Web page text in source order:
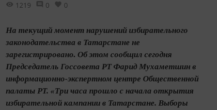
1219 0 0
На текущий момент нарушений избирательного
законодательства в Татарстане не
зарегистрировано. Об этом сообщил сегодня
Председатель Госсовета РТ Фарид Мухаметшин в
информационно-экспертном центре Общественной
палаты РТ. «Три часа прошло с начала открытия
избирательной кампании в Татарстане. Выборы